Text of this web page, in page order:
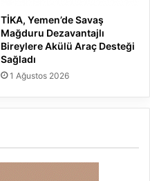
TİKA, Yemen’de Savaş
Mağduru Dezavantajlı
Bireylere Akülü Araç Desteği
Sağladı
1 Ağustos 2026